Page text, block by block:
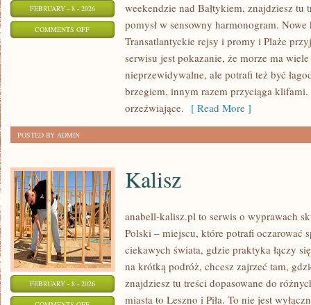
FEBRUARY - 8 - 2026
COMMENTS OFFON
weekendzie nad Bałtykiem, znajdziesz
pomysł w sensowny harmonogram.
Transatlantyckie rejsy i promy i Plaże
serwisu jest pokazanie, że morze ma
nieprzewidywalne, ale potrafi też być
brzegiem, innym razem przyciąga
orzeźwiające. [ Read More ]
POSTED BY ADMIN
FEBRUARY - 8 - 2026
Kalisz
anabell-kalisz.pl to serwis o wyprawach
Polski – miejscu, które potrafi oczarować
ciekawych świata, gdzie praktyka łączy
na krótką podróż, chcesz zajrzeć tam,
znajdziesz tu treści dopasowane do
miasta to Leszno i Piła. To nie jest